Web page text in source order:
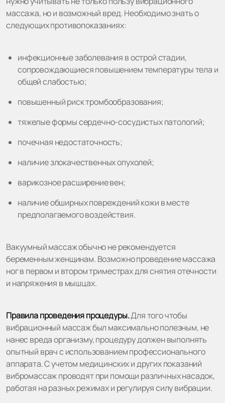
массажа, но и возможный вред. Необходимо знать о
следующих противопоказаниях:
инфекционные заболевания в острой стадии,
сопровождающиеся повышением температуры тела и
общей слабостью;
повышенный риск тромбообразования;
тяжелые формы сердечно-сосудистых патологий;
почечная недостаточность;
наличие злокачественных опухолей;
варикозное расширение вен;
наличие обширных повреждений кожи в месте
предполагаемого воздействия.
Вакуумный массаж обычно не рекомендуется
беременным женщинам. Возможно проведение массажа
ног в первом и втором триместрах для снятия отечности
и напряжения в мышцах.
Правила проведения процедуры.Для того чтобы
вибрационный массаж был максимально полезным, не
нанес вреда организму, процедуру должен выполнять
опытный врач с использованием профессионального
аппарата. С учетом медицинских и других показаний
вибромассаж проводят при помощи различных насадок,
работая на разных режимах и регулируя силу вибрации.